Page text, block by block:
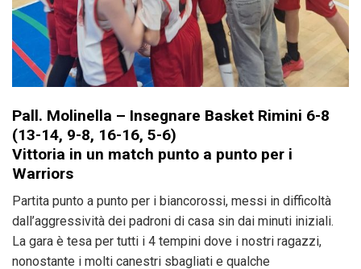
Pall. Molinella – Insegnare Basket Rimini 6-8
(13-14, 9-8, 16-16, 5-6)
Vittoria in un match punto a punto per i
Warriors
Partita punto a punto per i biancorossi, messi in difficoltà
dall’aggressività dei padroni di casa sin dai minuti iniziali.
La gara è tesa per tutti i 4 tempini dove i nostri ragazzi,
nonostante i molti canestri sbagliati e qualche